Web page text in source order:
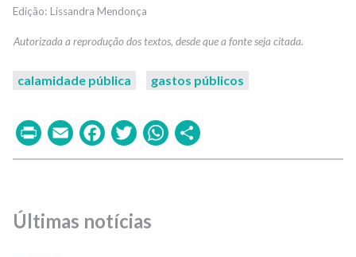
Lissandra Mendonça
calamidade pública gastos públicos
PrintEmailFacebook
TwitterWhatsApp
Últimas notícias